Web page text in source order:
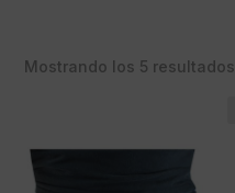
Mostrando los 5 resultados